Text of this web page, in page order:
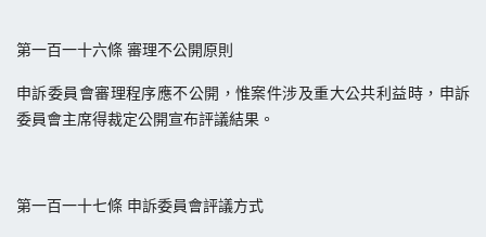
第一百一十六條 審理不公開原則
申訴委員會審理程序應不公開，惟案件涉及重大公共利益時，申訴
委員會主席得裁定公開宣布評議結果。
第一百一十七條 申訴委員會評議方式